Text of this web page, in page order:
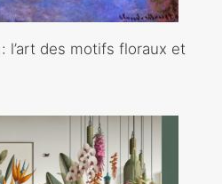
l’art des motifs floraux et